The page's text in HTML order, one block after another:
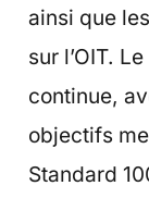
ainsi que
sur l’OIT.
continue,
objectifs
Standard